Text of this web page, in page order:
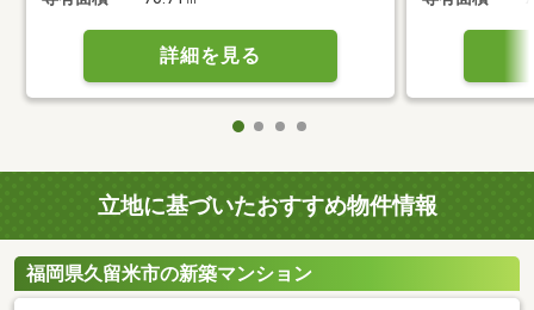
詳細を見る
立地に基づいたおすすめ物件情報
福岡県久留米市の新築マンション